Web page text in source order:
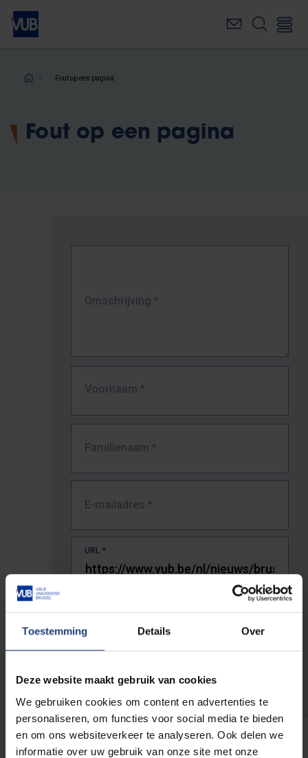
Toestemming Details Over
Deze website maakt gebruik van cookies
We gebruiken cookies om content en advertenties te
personaliseren, om functies voor social media te bieden
en om ons websiteverkeer te analyseren. Ook delen we
informatie over uw gebruik van onze site met onze
Overslaan
naar
inhoudKruimelpad
Fout op een pagina
Fout op een pagina
Omschrijving *
Voornaam *
Familienaam *
E-mailadres *
URL *
De volledige URL van de pagina waar je de fout zag.